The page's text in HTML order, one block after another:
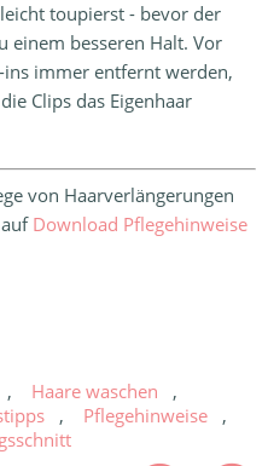
leicht toupierst - bevor der
einem besseren Halt. Vor
ins immer entfernt werden,
Clips das Eigenhaar
von Haarverlängerungen
Download Pflegehinweise
, Haare waschen
,
, Pflegehinweise
,